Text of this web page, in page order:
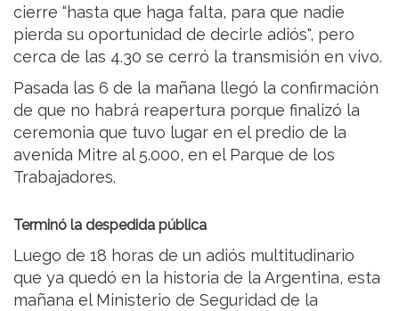
cierre “hasta que haga falta, para que nadie
pierda su oportunidad de decirle adiós", pero
cerca de las 4.30 se cerró la transmisión en vivo.
Pasada las 6 de la mañana llegó la confirmación
de que no habrá reapertura porque finalizó la
ceremonia que tuvo lugar en el predio de la
avenida Mitre al 5.000, en el Parque de los
Trabajadores.
Terminó la despedida pública
Luego de 18 horas de un adiós multitudinario
que ya quedó en la historia de la Argentina, esta
mañana el Ministerio de Seguridad de la